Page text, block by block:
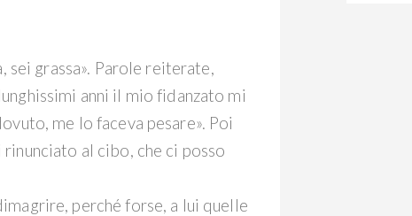
sei grassa». Parole reiterate,
anni il mio fidanzato mi
me lo faceva pesare». Poi
rinunciato al cibo, che ci posso
perché forse, a lui quelle